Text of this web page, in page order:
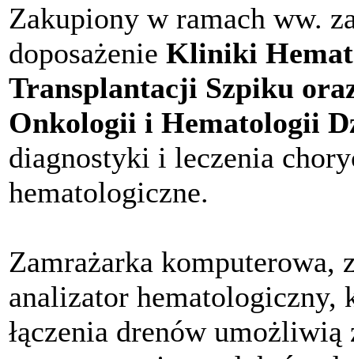
Zakupiony w ramach ww.
doposażenie Kliniki
Transplantacji Szpiku
Onkologii i Hematologii
diagnostyki i leczenia
hematologiczne.
Zamrażarka komputerowa,
analizator hematologiczny,
łączenia drenów